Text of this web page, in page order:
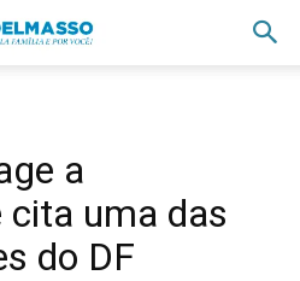
a
cita uma das
do DF